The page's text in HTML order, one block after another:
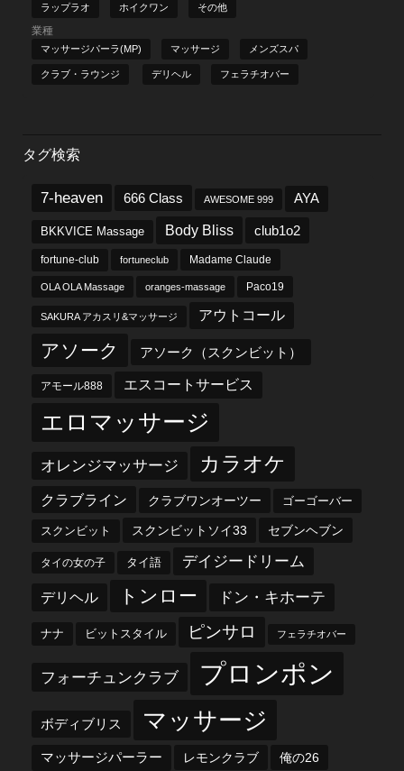
ラップラオ ホイクワン その他
業種
マッサージパーラ(MP) マッサージ メンズスパ
クラブ・ラウンジ デリヘル フェラチオバー
タグ検索
7-heaven 666 Class AWESOME 999 AYA
BKKVICE Massage Body Bliss club1o2
fortune-club fortuneclub Madame Claude
OLA OLA Massage oranges-massage Paco19
SAKURA アカスリ&マッサージ アウトコール
アソーク アソーク（スクンビット）
アモール888 エスコートサービス
エロマッサージ
オレンジマッサージ カラオケ
クラブライン クラブワンオーツー ゴーゴーバー
スクンビット スクンビットソイ33 セブンヘブン
タイの女の子 タイ語 デイジードリーム
デリヘル トンロー ドン・キホーテ
ナナ ビットスタイル ピンサロ フェラチオバー
フォーチュンクラブ プロンポン
ボディブリス マッサージ
マッサージパーラー レモンクラブ 俺の26